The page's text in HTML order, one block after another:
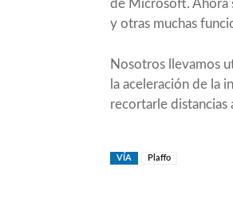
de Microsoft. Ahora
y otras muchas
Nosotros llevamos
la aceleración de la
recortarle distancias
VÍA Plaffo